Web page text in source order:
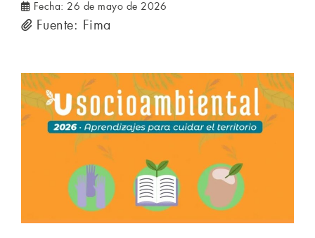
Fecha: 26 de mayo de 2026
Fuente: Fima